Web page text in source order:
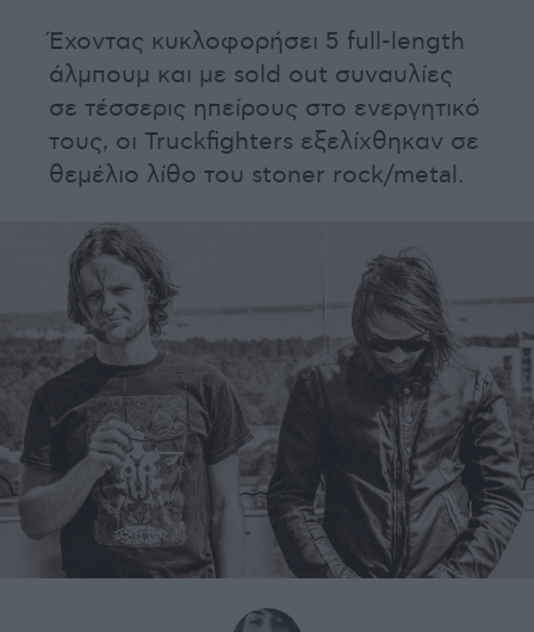
Έχοντας κυκλοφορήσει 5 full-length
άλμπουμ και με sold out συναυλίες
σε τέσσερις ηπείρους στο ενεργητικό
τους, οι Truckfighters εξελίχθηκαν σε
θεμέλιο λίθο του stoner rock/metal.